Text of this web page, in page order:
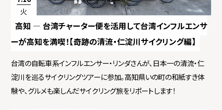
火
高知 ― 台湾チャーター便を活用して台湾インフルエンサ
ーが高知を満喫！【奇跡の清流・仁淀川サイクリング編】
台湾の自転車系インフルエンサー・リンダさんが、日本一の清流・仁
淀川を巡るサイクリングツアーに参加。高知県いの町の和紙すき体
験や、グルメも楽しんだサイクリング旅をリポートします！